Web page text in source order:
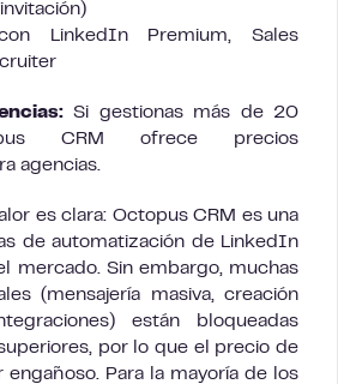
LinkedIn Premium, Sales
Si gestionas más de 20
CRM ofrece precios
agencias.
es clara: Octopus CRM es una
de automatización de LinkedIn
mercado. Sin embargo, muchas
(mensajería masiva, creación
están bloqueadas
por lo que el precio de
Para la mayoría de los